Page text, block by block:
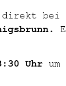
bei
.
Uhrum